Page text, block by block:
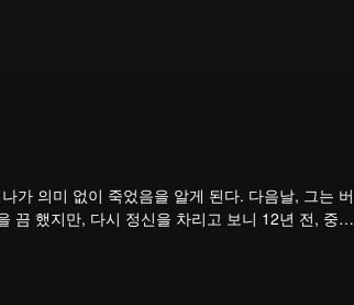
가 의미 없이 죽었음을 알게 된다. 다음날, 그는 버
끔 했지만, 다시 정신을 차리고 보니 12년 전, 중학
사실을 알려주고, 그에게 히나를 보호하라고 부탁
... 이번에 그는 다시 과거로 돌아가야 하며, 한때